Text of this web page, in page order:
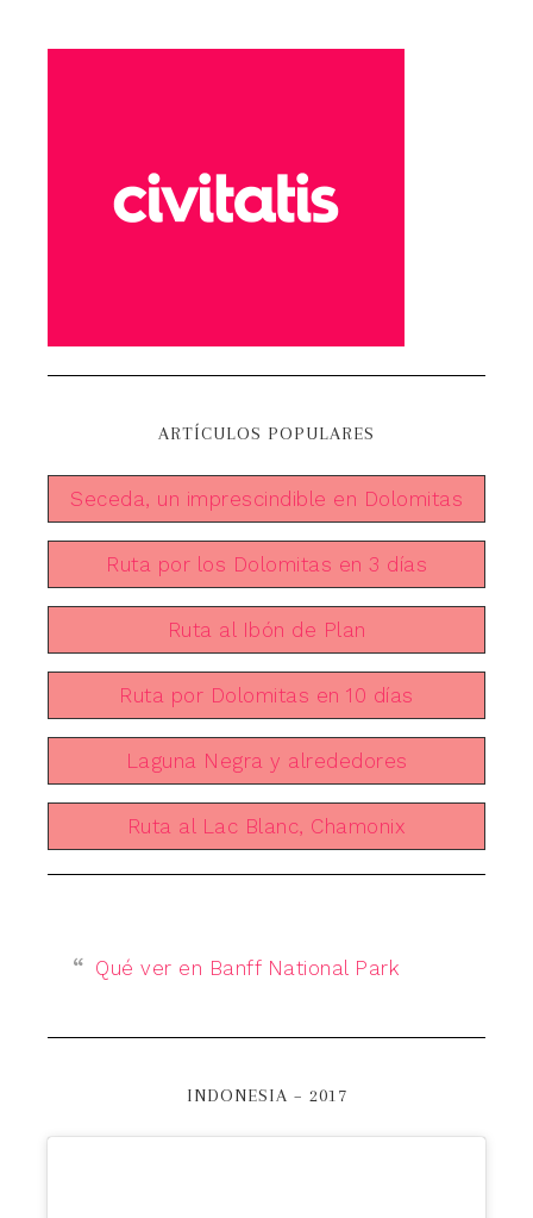
ARTÍCULOS POPULARES
Seceda, un imprescindible en Dolomitas
Ruta por los Dolomitas en 3 días
Ruta al Ibón de Plan
Ruta por Dolomitas en 10 días
Laguna Negra y alrededores
Ruta al Lac Blanc, Chamonix
Qué ver en Banff National Park
INDONESIA – 2017